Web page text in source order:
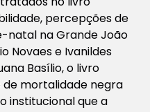
percepções de
natal na Grande João
Novaes e Ivanildes
Basílio, o livro
de mortalidade negra
institucional que a